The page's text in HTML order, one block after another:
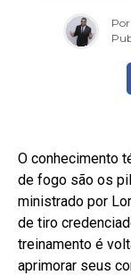
Por
O conhecimento
de fogo são os
ministrado por
de tiro
treinamento é
aprimorar seus